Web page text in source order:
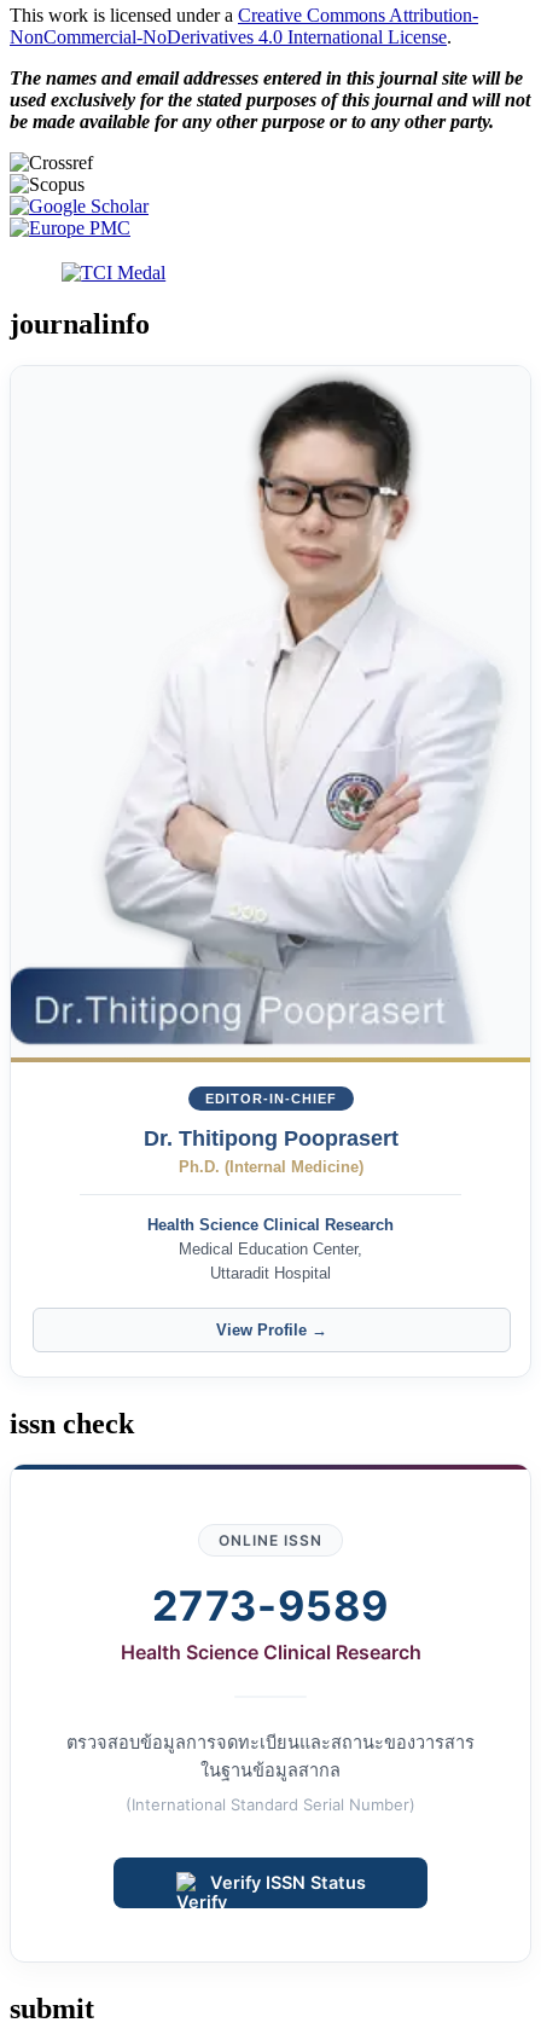
This work is licensed under a Creative Commons Attribution-
NonCommercial-NoDerivatives 4.0 International License.
The names and email addresses entered in this journal site will be
used exclusively for the stated purposes of this journal and will not
be made available for any other purpose or to any other party.
journalinfo
EDITOR-IN-CHIEF
Dr. Thitipong Pooprasert
Ph.D. (Internal Medicine)
Health Science Clinical Research
Medical Education Center,
Uttaradit Hospital
View Profile →
issn check
ONLINE ISSN
2773-9589
Health Science Clinical Research
ตรวจสอบข้อมูลการจดทะเบียนและสถานะของวารสาร
ในฐานข้อมูลสากล
(International Standard Serial Number)
Verify ISSN Status
submit